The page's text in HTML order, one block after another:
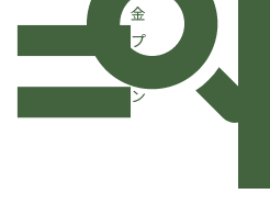
金
プ
ン